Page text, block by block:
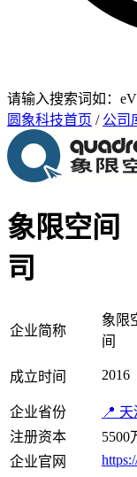
请输入搜索词如：
圆象科技首页 / 公司
象限空间
司
企业简称
象限
间
成立时间 2016
企业省份
📍
注册资本
5500
企业官网